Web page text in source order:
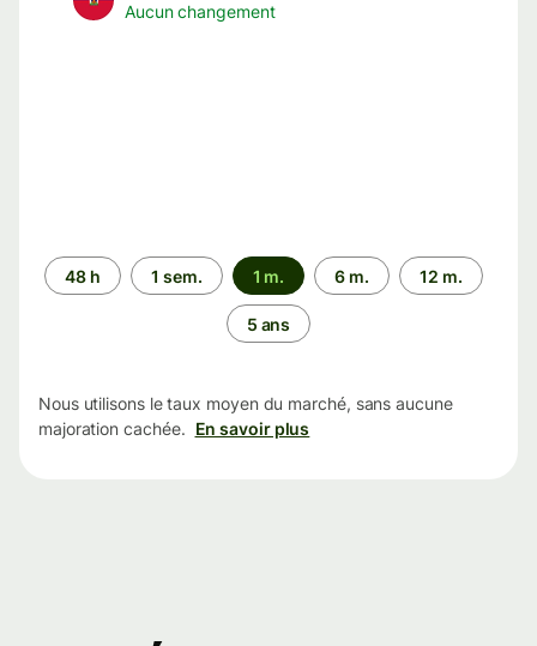
Aucun changement
Période
48 h 1 sem. 1 m. 6 m. 12 m.
5 ans
Nous utilisons le taux moyen du marché, sans aucune
majoration cachée. En savoir plus